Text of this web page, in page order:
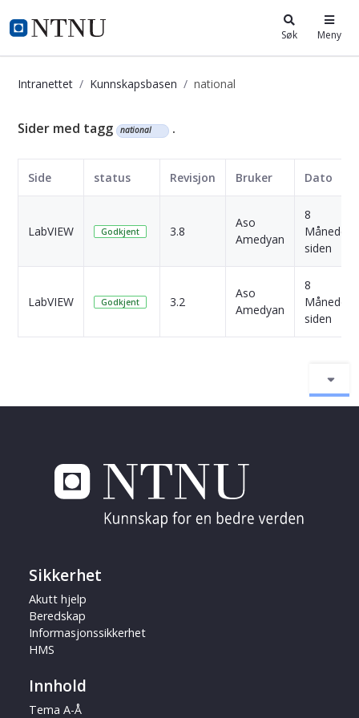
i.ntnu.no Søk Meny
Intranettet Kunnskapsbasen national
Kunnskapsbasen
Sider med tagg national .
Side status Revisjon Bruker Dato
LabVIEW Godkjent 3.8
Aso
Amedyan
8
Måneder
siden
LabVIEW Godkjent 3.2
Aso
Amedyan
8
Måneder
siden
Sikkerhet
Akutt hjelp
Beredskap
Informasjonssikkerhet
HMS
Innhold
Tema A-Å